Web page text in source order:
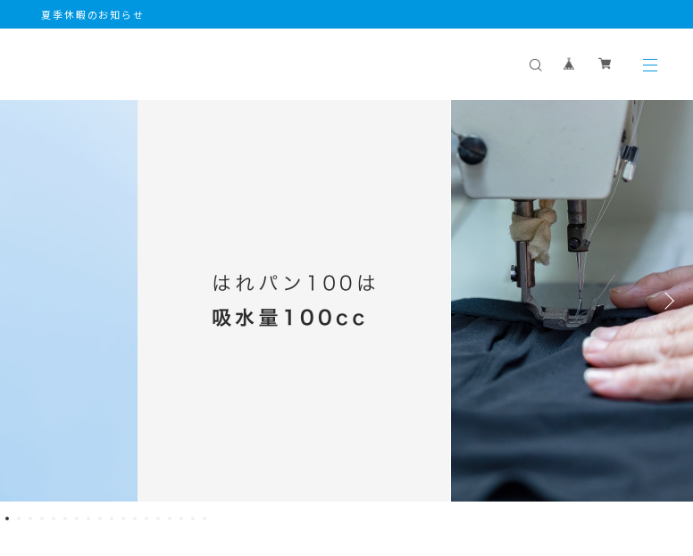
夏季休暇のお知らせ